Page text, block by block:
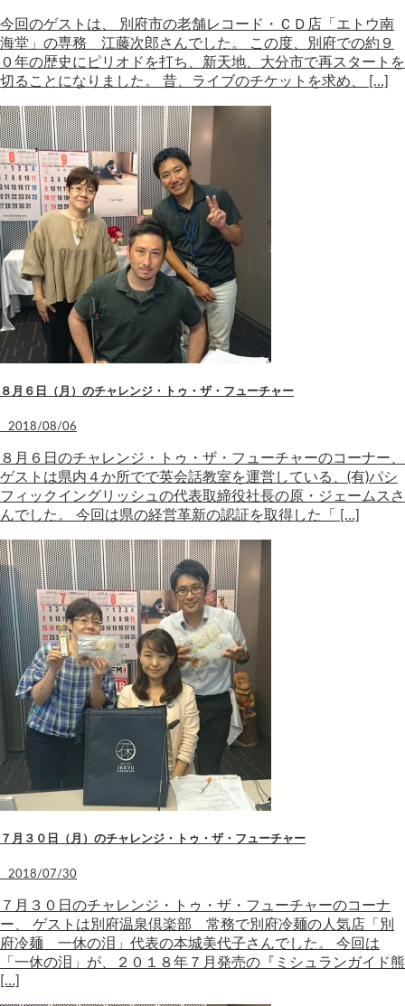
今回のゲストは、 別府市の老舗レコード・ＣＤ店「エトウ南
海堂」の専務 江藤次郎さんでした。 この度、別府での約９
０年の歴史にピリオドを打ち、新天地、大分市で再スタートを
切ることになりました。 昔、ライブのチケットを求め、 […]
８月６日（月）のチャレンジ・トゥ・ザ・フューチャー
2018/08/06
８月６日のチャレンジ・トゥ・ザ・フューチャーのコーナー、
ゲストは県内４か所でで英会話教室を運営している、(有)パシ
フィックイングリッシュの代表取締役社長の原・ジェームスさ
んでした。 今回は県の経営革新の認証を取得した「 […]
７月３０日（月）のチャレンジ・トゥ・ザ・フューチャー
2018/07/30
７月３０日のチャレンジ・トゥ・ザ・フューチャーのコーナ
ー、 ゲストは別府温泉倶楽部 常務で別府冷麺の人気店「別
府冷麺 一休の泪」代表の本城美代子さんでした。 今回は
「一休の泪」が、２０１８年７月発売の『ミシュランガイド熊
[…]